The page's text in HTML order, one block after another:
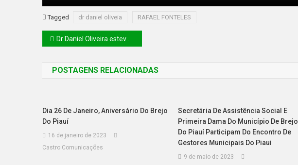
Tagged dr daniel oliveia RAFAEL FONTELES
Dr Daniel Oliveira esteve presente na serimonia de adesão do governo do estado do piaui aos programas do pacto nacional
POSTAGENS RELACIONADAS
Dia 26 De Janeiro, Aniversário Do Brejo
Do Piauí
16 de janeiro de 2023
Castro Comunicações
Secretária De Assistência Social E
Primeira Dama Do Município De Brejo
Do Piauí Participam Do Encontro De
Gestores Municipais Do Piaui
9 de maio de 2023